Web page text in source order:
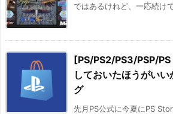
ではあるけれど、一応続け
[PS/PS2/PS3/PSP/
しておいたほうがい
グ
先月PS公式に今夏にPS